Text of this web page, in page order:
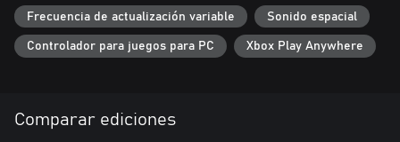
Frecuencia de actualización variable Sonido espacial
Controlador para juegos para PC Xbox Play Anywhere
Comparar ediciones